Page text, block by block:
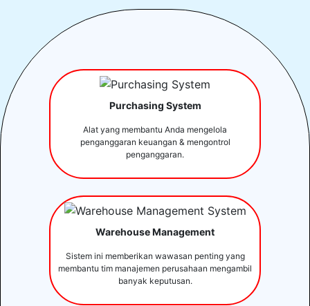
Purchasing System
Alat yang membantu Anda mengelola
penganggaran keuangan & mengontrol
penganggaran.
Warehouse Management
Sistem ini memberikan wawasan penting yang
membantu tim manajemen perusahaan mengambil
banyak keputusan.